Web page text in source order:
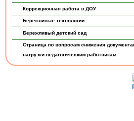
Педагог-
Коррекционная работа в ДОУ
Бережливые технологии
Бережливый детский сад
Страница по вопросам снижения
нагрузки педагогическим работникам